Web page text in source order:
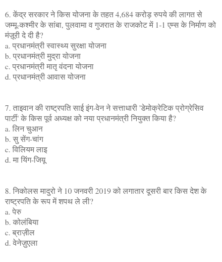
6. केंद्र सरकार ने किस योजना के तहत 4,684 करोड़ रुपये की लागत से
जम्मू-कश्मीर के सांबा, पुलवामा व गुजरात के राजकोट में 1-1 एम्स के निर्माण को
मंज़ूरी दे दी है?
a. प्रधानमंत्री स्वास्थ्य सुरक्षा योजना
b. प्रधानमंत्री मुद्रा योजना
c. प्रधानमंत्री मातृ वंदना योजना
d. प्रधानमंत्री आवास योजना
7. ताइवान की राष्ट्रपति साई इंग-वेन ने सत्ताधारी 'डेमोक्रेटिक प्रोग्रेसिव
पार्टी' के किस पूर्व अध्यक्ष को नया प्रधानमंत्री नियुक्त किया है?
a. लिन चुआन
b. सु सेंग-चांग
c. विलियम लाइ
d. मा यिंग-जियू
8. निकोलस मादुरो ने 10 जनवरी 2019 को लगातार दूसरी बार किस देश के
राष्ट्रपति के रूप में शपथ ले ली?
a. पेरु
b. कोलंबिया
c. ब्राज़ील
d. वेनेज़ुएला